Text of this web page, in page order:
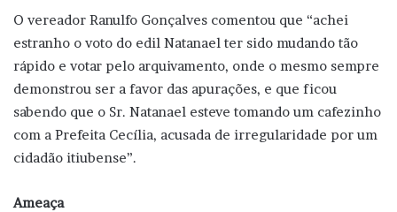
O vereador Ranulfo Gonçalves comentou que “achei
estranho o voto do edil Natanael ter sido mudando tão
rápido e votar pelo arquivamento, onde o mesmo sempre
demonstrou ser a favor das apurações, e que ficou
sabendo que o Sr. Natanael esteve tomando um cafezinho
com a Prefeita Cecília, acusada de irregularidade por um
cidadão itiubense”.
Ameaça